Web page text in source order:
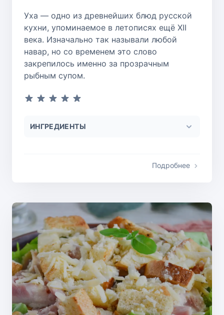
Уха — одно из древнейших блюд русской
кухни, упоминаемое в летописях ещё XII
века. Изначально так называли любой
навар, но со временем это слово
закрепилось именно за прозрачным
рыбным супом.
ИНГРЕДИЕНТЫ
Подробнее